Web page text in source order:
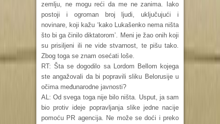
zemlju, ne mogu reći da me ne zanima. Iako
postoji i ogroman broj ljudi, uključujući i
novinare, koji kažu ‘kako Lukašenko nema ništa
što bi ga činilo diktatorom’. Meni je žao onih koji
su prisiljeni ili ne vide stvarnost, te pišu tako.
Zbog toga se znam osećati loše.
RT: Šta se dogodilo sa Lordom Bellom kojega
ste angažovali da bi popravili sliku Belorusije u
očima međunarodne javnosti?
AL: Od svega toga nije bilo ništa. Usput, ja sam
bio protiv ideje popravljanja slike jedne nacije
pomoću PR agencija. Ne može se doći i preko